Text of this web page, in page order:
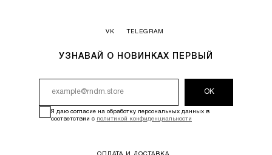
Я даю согласие на обработку персональных данных в
соответствии с политикой конфиденциальности
ОК
УЗНАВАЙ О НОВИНКАХ ПЕРВЫЙ
VK TELEGRAM